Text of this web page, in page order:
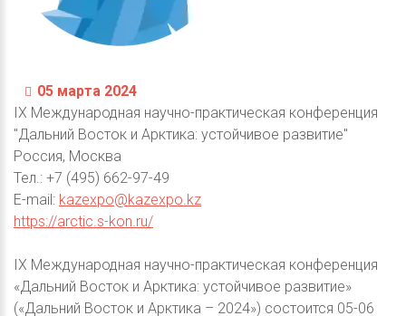
05 марта 2024
IX Международная научно-практическая конференция
"Дальний Восток и Арктика: устойчивое развитие"
Россия, Москва
Тел.: +7 (495) 662-97-49
E-mail: kazexpo@kazexpo.kz
https://arctic.s-kon.ru/
IX Международная научно-практическая конференция
«Дальний Восток и Арктика: устойчивое развитие»
(«Дальний Восток и Арктика – 2024») состоится 05-06